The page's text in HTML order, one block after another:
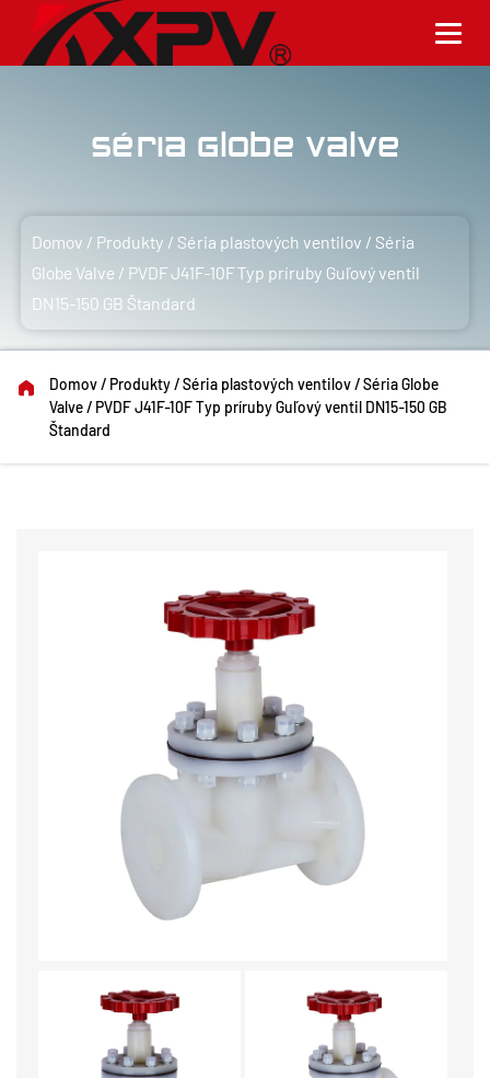
Séria Globe Valve
Domov / Produkty /Séria plastových ventilov /Séria
Globe Valve / PVDF J41F-10F Typ príruby Guľový ventil
DN15-150 GB Štandard
Domov/ Produkty/Séria plastových ventilov/Séria Globe
Valve/ PVDF J41F-10F Typ príruby Guľový ventil DN15-150 GB
Štandard